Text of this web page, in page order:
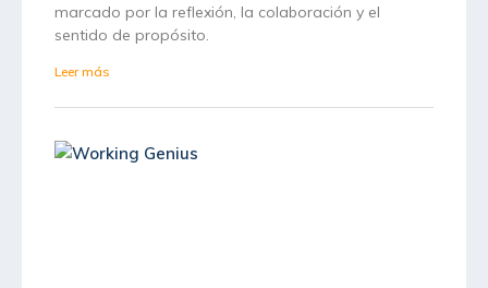
marcado por la reflexión, la colaboración y el
sentido de propósito.
Leer más